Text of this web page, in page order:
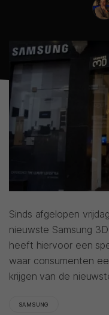
Sinds afgelopen
nieuwste Samsung
heeft hiervoor een
waar consumenten
krijgen van de
SAMSUNG